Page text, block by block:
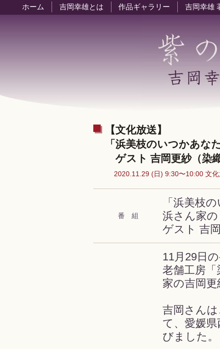
ホーム 吉岡幸雄とは 作品ギャラリー 吉岡幸雄
【文化放送】
「浜美枝のいつかあな
ゲスト 吉岡更紗（染
2020.11.29 (日) 9:30〜10:00 文
番 組
「浜美枝
浜さん家
ゲスト 吉
11月29日
老舗工房
家の吉岡
吉岡さん
て、愛媛
びました。